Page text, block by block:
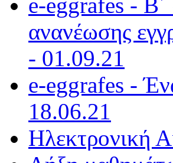
ανανέωσης
- 01.09.21
e-eggrafes -
18.06.21
Ηλεκτρονική